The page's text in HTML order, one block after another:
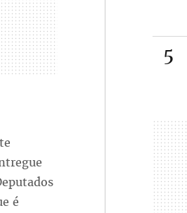
é
5